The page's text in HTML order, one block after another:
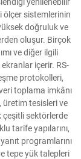
ölçer sistemlerinin
doğruluk ve
oluşur. Birçok
ve diğer ilgili
içerir. RS-
protokolleri,
toplama imkânı
üretim tesisleri ve
çeşitli sektörlerde
tarife yapılarını,
programlarını
tepe yük talepleri